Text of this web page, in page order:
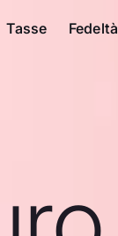
Tasse Fedeltà